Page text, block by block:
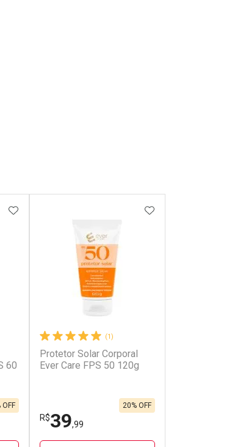
60
OFF
ADICIONAR AOS FAVORITOS
(1)
Protetor Solar Corporal
Ever Care FPS 50 120g
R$39,99
20% OFF
ADICIONAR AOS